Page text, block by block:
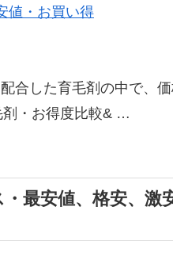
値・お買い得
合した育毛剤の中で、
剤・お得度比較& …
最安値、格安、